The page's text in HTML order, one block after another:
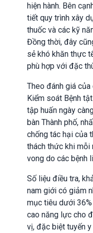
hiện hành. Bên
tiết quy trình xây
thuốc và các kỹ
Đồng thời, đây
sẻ khó khăn thực
phù hợp với đặc
Theo đánh giá
Kiểm soát Bệnh
tập huấn ngày
bàn Thành phố,
chống tác hại của
thách thức khi mỗi
vong do các bệnh
Số liệu điều tra,
nam giới có giảm
mục tiêu dưới
cao năng lực cho
vị, đặc biệt tuyến